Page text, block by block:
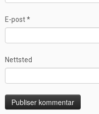
E-post*
Nettsted